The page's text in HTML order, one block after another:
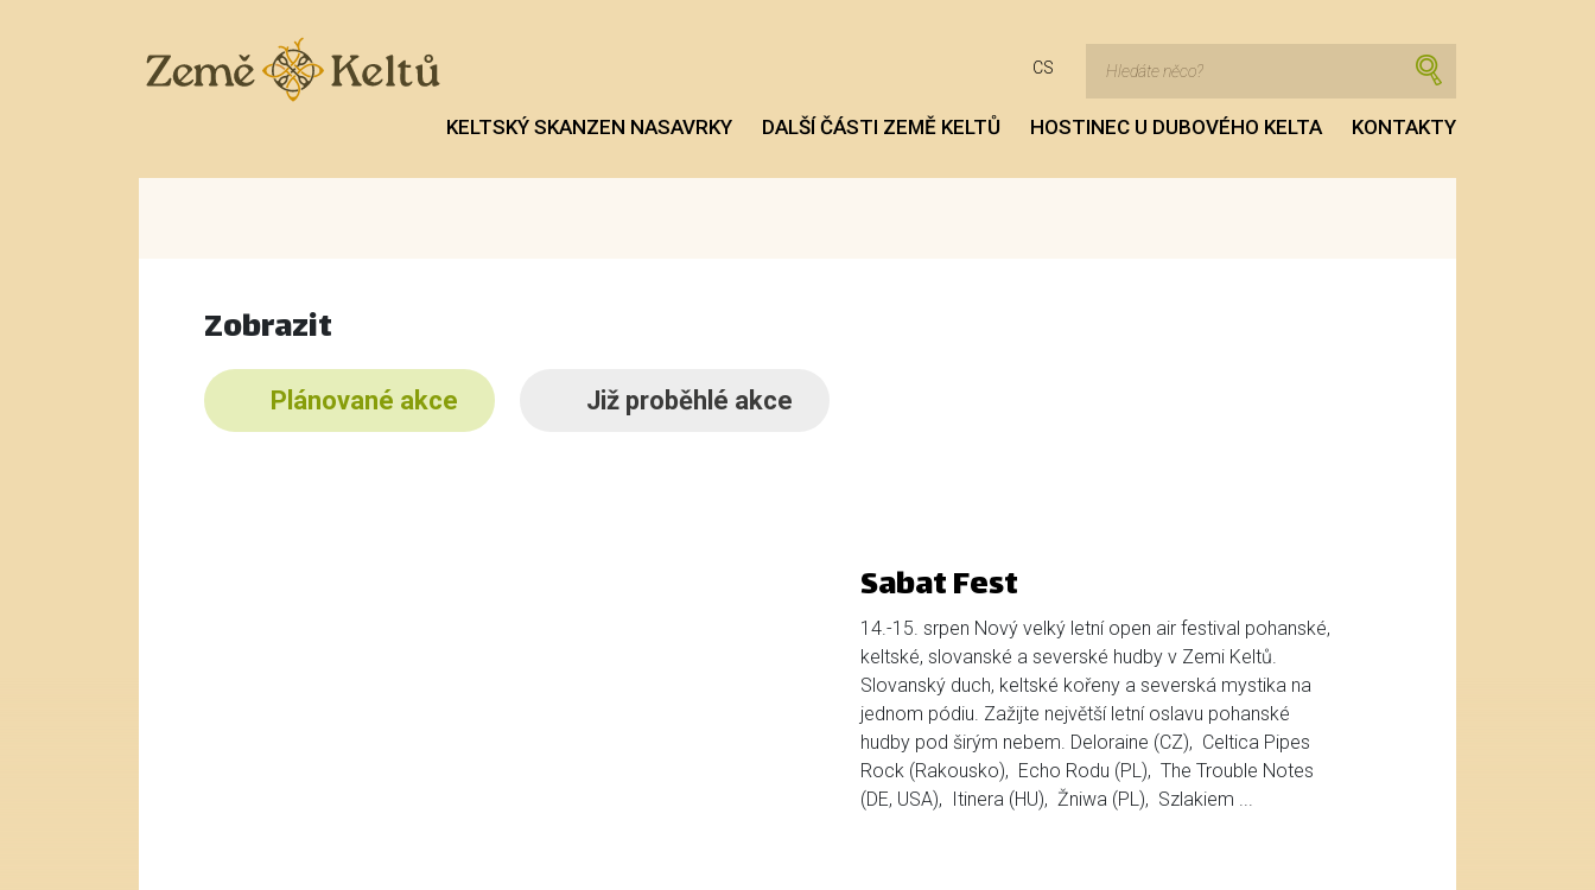
CS
KELTSKÝ SKANZEN NASAVRKY DALŠÍ ČÁSTI ZEMĚ KELTŮ HOSTINEC U DUBOVÉHO KELTA KONTAKTY
Zobrazit
Plánované akce Již proběhlé akce
Sabat Fest
14.-15. srpen Nový velký letní open air festival pohanské,
keltské, slovanské a severské hudby v Zemi Keltů.
Slovanský duch, keltské kořeny a severská mystika na
jednom pódiu. Zažijte největší letní oslavu pohanské
hudby pod širým nebem. Deloraine (CZ), Celtica Pipes
Rock (Rakousko), Echo Rodu (PL), The Trouble Notes
(DE, USA), Itinera (HU), Žniwa (PL), Szlakiem ...